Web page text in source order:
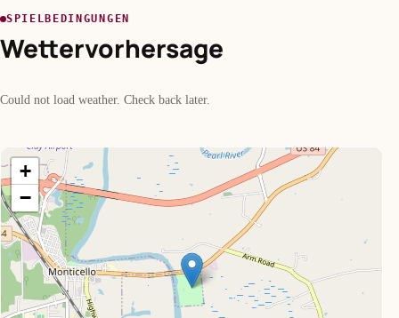
SPIELBEDINGUNGEN
Wettervorhersage
Could not load weather. Check back later.
+
−